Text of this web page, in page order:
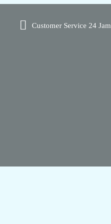
Customer Service 24 Jam